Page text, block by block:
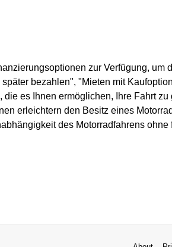
zur Verfügung, um
bezahlen", "Mieten mit
es Ihnen ermöglichen, Ihre Fahrt
erleichtern den Besitz eines
des Motorradfahrens